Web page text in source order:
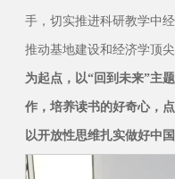
手，切实推进科研教学中
推动基地建设和经济学顶尖
为起点，以“回到未来”主
作，培养读书的好奇心，
以开放性思维扎实做好中